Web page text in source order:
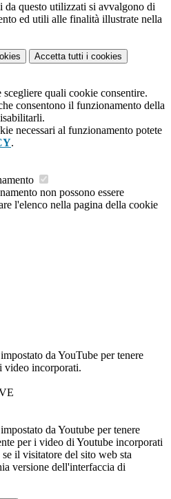
da questo utilizzati si avvalgono di
ed utili alle finalità illustrate nella
Accetta tutti i cookies
scegliere quali cookie consentire.
consentono il funzionamento della
necessari al funzionamento potete
.
non possono essere
l'elenco nella pagina della cookie
da YouTube per tenere
video incorporati.
da Youtube per tenere
per i video di Youtube incorporati
il visitatore del sito web sta
versione dell'interfaccia di